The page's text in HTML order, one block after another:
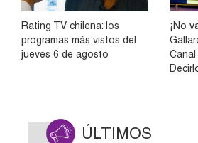
Rating TV chilena: los
programas más vistos del
jueves 6 de agosto
¡No
Canal
ÚLTIMOS